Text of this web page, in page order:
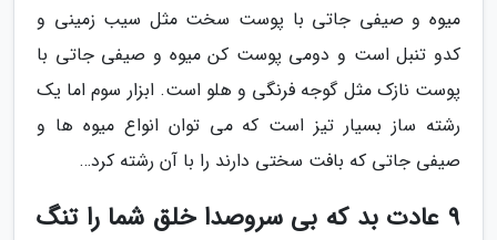
میوه و صیفی جاتی با پوست سخت مثل سیب زمینی و
کدو تنبل است و دومی پوست کن میوه و صیفی جاتی با
پوست نازک مثل گوجه فرنگی و هلو است. ابزار سوم اما یک
رشته ساز بسیار تیز است که می توان انواع میوه ها و
صیفی جاتی که بافت سختی دارند را با آن رشته کرد…
9 عادت بد که بی سروصدا خلق شما را تنگ